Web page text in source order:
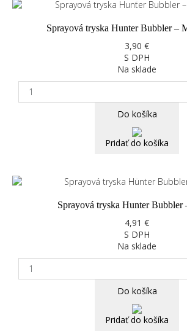
Sprayová tryska Hunter Bubbler –
3,90 €
S DPH
Na sklade
Do košíka
Pridať do košíka
Sprayová tryska Hunter Bubbler
4,91 €
S DPH
Na sklade
Do košíka
Pridať do košíka